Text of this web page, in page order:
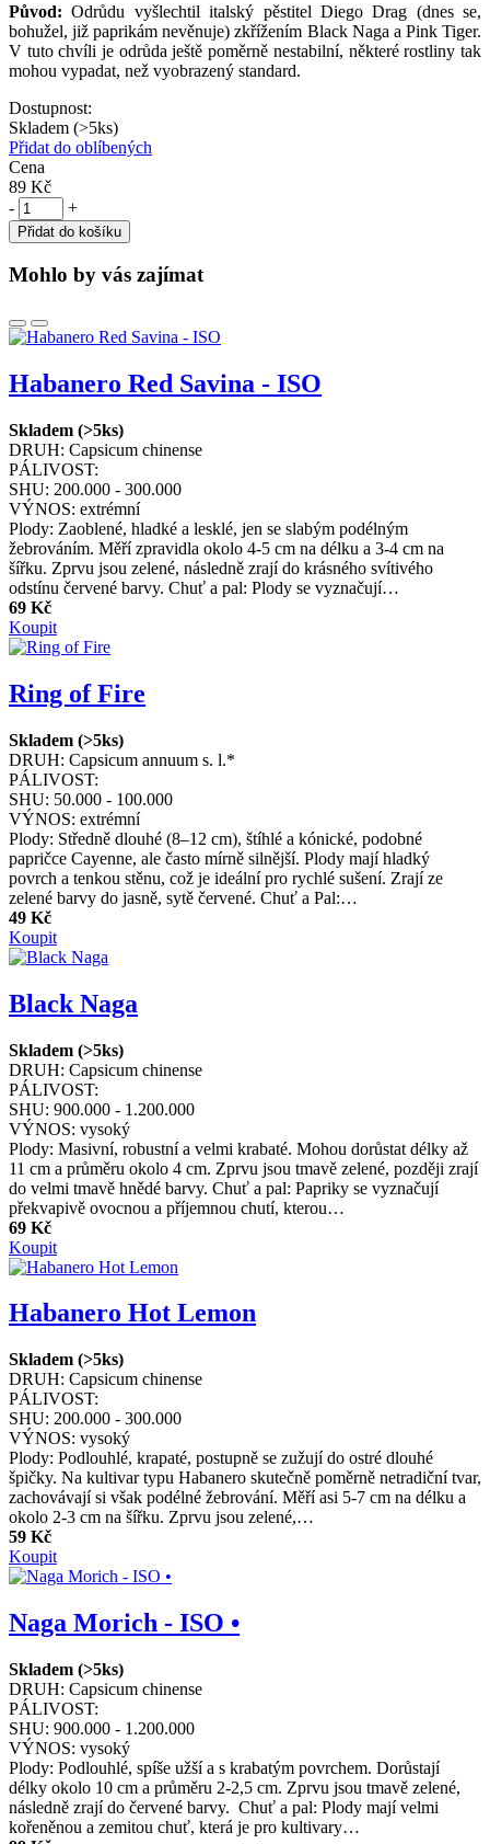
Původ: Odrůdu vyšlechtil italský pěstitel Diego Drag (dnes se,
bohužel, již paprikám nevěnuje) zkřížením Black Naga a Pink Tiger.
V tuto chvíli je odrůda ještě poměrně nestabilní, některé rostliny tak
mohou vypadat, než vyobrazený standard.
Dostupnost:
Skladem (>5ks)
Přidat do oblíbených
Cena
89 Kč
-
+
Přidat do košíku
Mohlo by vás zajímat
Habanero Red Savina - ISO
Skladem (>5ks)
DRUH: Capsicum chinense
PÁLIVOST:
SHU: 200.000 - 300.000
VÝNOS: extrémní
Plody: Zaoblené, hladké a lesklé, jen se slabým podélným
žebrováním. Měří zpravidla okolo 4-5 cm na délku a 3-4 cm na
šířku. Zprvu jsou zelené, následně zrají do krásného svítivého
odstínu červené barvy. Chuť a pal: Plody se vyznačují…
69 Kč
Koupit
Ring of Fire
Skladem (>5ks)
DRUH: Capsicum annuum s. l.*
PÁLIVOST:
SHU: 50.000 - 100.000
VÝNOS: extrémní
Plody: Středně dlouhé (8–12 cm), štíhlé a kónické, podobné
papričce Cayenne, ale často mírně silnější. Plody mají hladký
povrch a tenkou stěnu, což je ideální pro rychlé sušení. Zrají ze
zelené barvy do jasně, sytě červené. Chuť a Pal:…
49 Kč
Koupit
Black Naga
Skladem (>5ks)
DRUH: Capsicum chinense
PÁLIVOST:
SHU: 900.000 - 1.200.000
VÝNOS: vysoký
Plody: Masivní, robustní a velmi krabaté. Mohou dorůstat délky až
11 cm a průměru okolo 4 cm. Zprvu jsou tmavě zelené, později zrají
do velmi tmavě hnědé barvy. Chuť a pal: Papriky se vyznačují
překvapivě ovocnou a příjemnou chutí, kterou…
69 Kč
Koupit
Habanero Hot Lemon
Skladem (>5ks)
DRUH: Capsicum chinense
PÁLIVOST:
SHU: 200.000 - 300.000
VÝNOS: vysoký
Plody: Podlouhlé, krapaté, postupně se zužují do ostré dlouhé
špičky. Na kultivar typu Habanero skutečně poměrně netradiční tvar,
zachovávají si však podélné žebrování. Měří asi 5-7 cm na délku a
okolo 2-3 cm na šířku. Zprvu jsou zelené,…
59 Kč
Koupit
Naga Morich - ISO •
Skladem (>5ks)
DRUH: Capsicum chinense
PÁLIVOST:
SHU: 900.000 - 1.200.000
VÝNOS: vysoký
Plody: Podlouhlé, spíše užší a s krabatým povrchem. Dorůstají
délky okolo 10 cm a průměru 2-2,5 cm. Zprvu jsou tmavě zelené,
následně zrají do červené barvy. Chuť a pal: Plody mají velmi
kořeněnou a zemitou chuť, která je pro kultivary…